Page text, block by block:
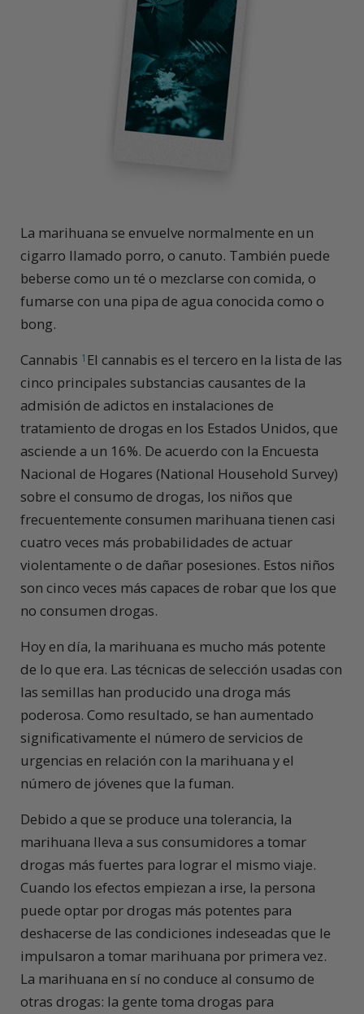
La marihuana se envuelve normalmente en un
cigarro llamado porro, o canuto. También puede
beberse como un té o mezclarse con comida, o
fumarse con una pipa de agua conocida como o
bong.
Cannabis 1 El cannabis es el tercero en la lista de las
cinco principales substancias causantes de la
admisión de adictos en instalaciones de
tratamiento de drogas en los Estados Unidos, que
asciende a un 16%. De acuerdo con la Encuesta
Nacional de Hogares (National Household Survey)
sobre el consumo de drogas, los niños que
frecuentemente consumen marihuana tienen casi
cuatro veces más probabilidades de actuar
violentamente o de dañar posesiones. Estos niños
son cinco veces más capaces de robar que los que
no consumen drogas.
Hoy en día, la marihuana es mucho más potente
de lo que era. Las técnicas de selección usadas con
las semillas han producido una droga más
poderosa. Como resultado, se han aumentado
significativamente el número de servicios de
urgencias en relación con la marihuana y el
número de jóvenes que la fuman.
Debido a que se produce una tolerancia, la
marihuana lleva a sus consumidores a tomar
drogas más fuertes para lograr el mismo viaje.
Cuando los efectos empiezan a irse, la persona
puede optar por drogas más potentes para
deshacerse de las condiciones indeseadas que le
impulsaron a tomar marihuana por primera vez.
La marihuana en sí no conduce al consumo de
otras drogas: la gente toma drogas para